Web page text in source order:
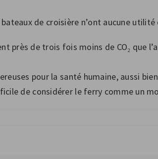
de croisière n’ont aucune utilité
près de trois fois moins de CO₂ que
pour la santé humaine, aussi
de considérer le ferry comme un